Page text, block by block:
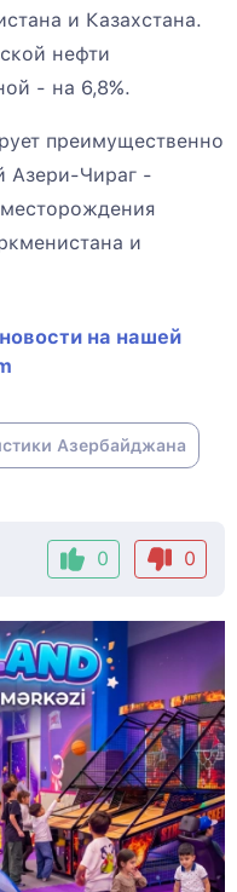
и Казахстана.
нефти
- на 6,8%.
преимущественно
Азери-Чираг -
и
на нашей
Азербайджана
0 0